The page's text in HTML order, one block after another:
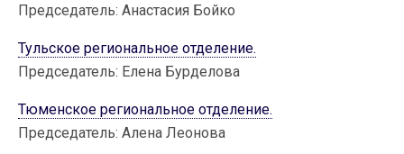
Председатель: Анастасия Бойко
Тульское региональное отделение.
Председатель: Елена Бурделова
Тюменское региональное отделение.
Председатель: Алена Леонова